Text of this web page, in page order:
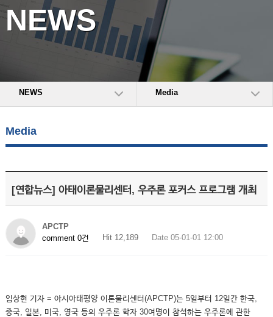
NEWS
NEWS Media
Media
[연합뉴스] 아태이론물리센터, 우주론 포커스 프로그램 개최
APCTP
comment 0건
Hit 12,189 Date 05-01-01 12:00
임상현 기자 = 아시아태평양 이론물리센터(APCTP)는 5일부터 12일간 한국,
중국, 일본, 미국, 영국 등의 우주론 학자 30여명이 참석하는 우주론에 관한